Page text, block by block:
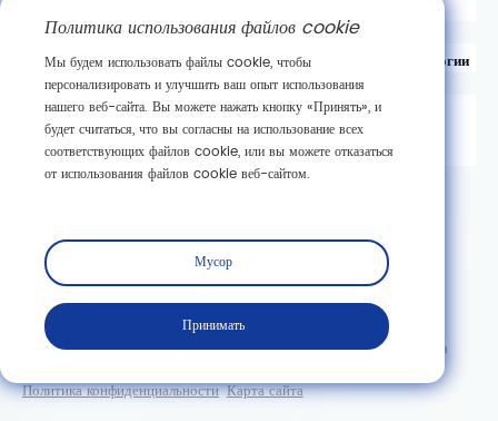
Уханьский центр инноваций в области синтетической биологии
д. 89, 3-я улица Гаокэюань,
район развития новых технологий Дунху,
г. Ухань, провинция Хубэй
Подписаться
Copyright © Wuhan Casov Green Biotech Co., Ltd. Все права
Политика конфиденциальности Карта сайта
Политика использования файлов cookie
Мы будем использовать файлы cookie, чтобы
персонализировать и улучшить ваш опыт использования
нашего веб-сайта. Вы можете нажать кнопку «Принять», и
будет считаться, что вы согласны на использование всех
соответствующих файлов cookie, или вы можете отказаться
от использования файлов cookie веб-сайтом.
Мусор
Принимать